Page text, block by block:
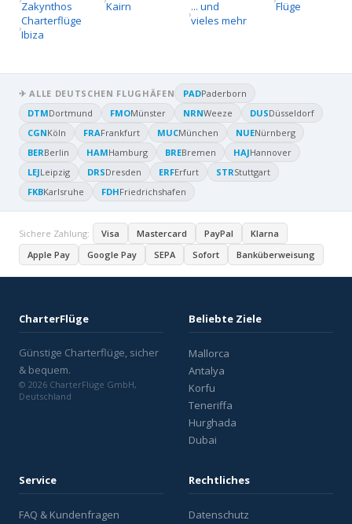
Zakynthos
Charterflüge
Ibiza
Kairn
... und
vieles mehr
Flüge
✈ ALLE DEUTSCHEN FLUGHÄFEN PADPaderborn
DTMDortmund FMOMünster NRNWeeze DUSDüsseldorf
CGNKöln FRAFrankfurt MUCMünchen NUENürnberg
BERBerlin HAMHamburg BREBremen HAJHannover
LEJLeipzig DRSDresden ERFErfurt STRStuttgart
FKBKarlsruhe FDHFriedrichshafen
Sichere Zahlung: Visa Mastercard PayPal
Klarna
Apple Pay
Google Pay SEPA Sofort Banküberweisung
CharterFlüge
Günstige Charterflüge, sicher
& bequem.
© 2026 CharterFlüge GmbH,
Deutschland
Beliebte Ziele
Mallorca
Antalya
Korfu
Teneriffa
Hurghada
Dubai
Service
FAQ & Kundenfragen
Rechtliches
Datenschutz